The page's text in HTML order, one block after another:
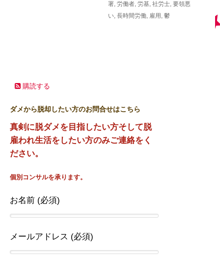
署, 労働者, 労基, 社労士, 要領悪
い, 長時間労働, 雇用 , 鬱
購読する
ダメから脱却したい方のお問合せはこちら
真剣に脱ダメを目指したい方そして脱
雇われ生活をしたい方のみご連絡をく
ださい。
個別コンサルを承ります。
お名前 (必須)
メールアドレス (必須)